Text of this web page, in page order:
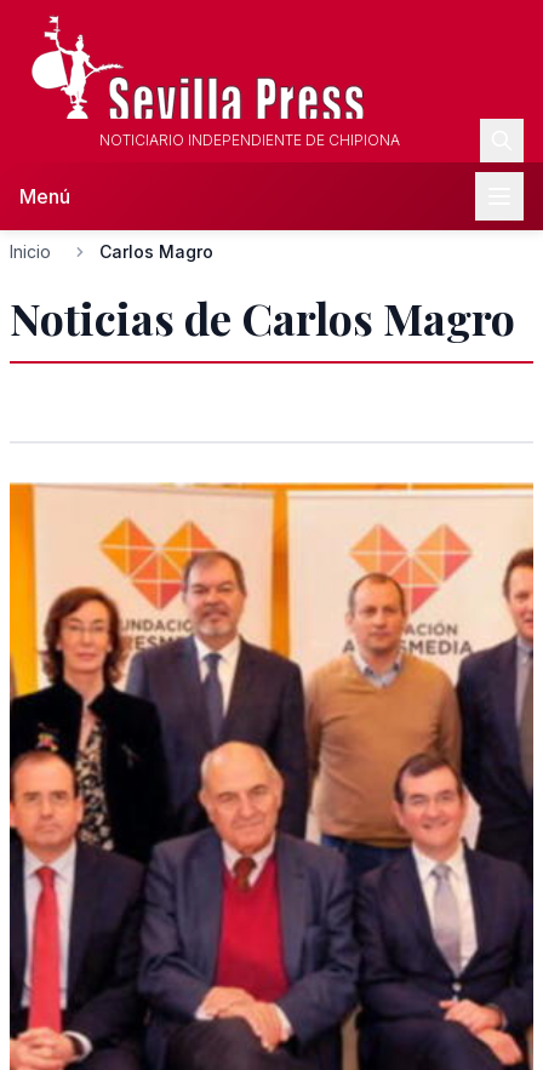
NOTICIARIO INDEPENDIENTE DE CHIPIONA
Menú
Inicio Carlos Magro
Noticias de Carlos Magro